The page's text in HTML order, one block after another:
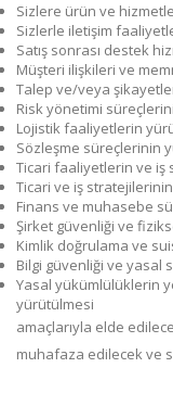
Sizlere ürün ve
Sizlerle iletişim
Satış sonrası destek
Müşteri ilişkileri ve
Talep ve/veya
Risk yönetimi
Lojistik faaliyetlerin
Sözleşme süreçlerinin
Ticari faaliyetlerin ve
Ticari ve iş
Finans ve muhasebe
Şirket güvenliği ve
Kimlik doğrulama ve
Bilgi güvenliği ve yasal
Yasal yükümlülüklerin
yürütülmesi
amaçlarıyla elde
muhafaza edilecek ve